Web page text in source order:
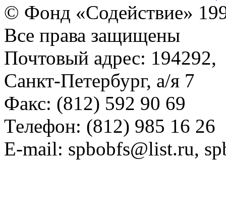
© Фонд «Содействие»
Все права защищены
Почтовый адрес: 194292,
Санкт-Петербург, а/я 7
Факс: (812) 592 90 69
Телефон: (812) 985 16 26
E-mail: spbobfs@list.ru,